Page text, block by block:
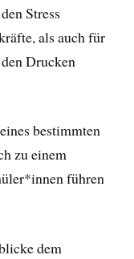
Stress
als auch für
Drucken
bestimmten
zu einem
führen
dem